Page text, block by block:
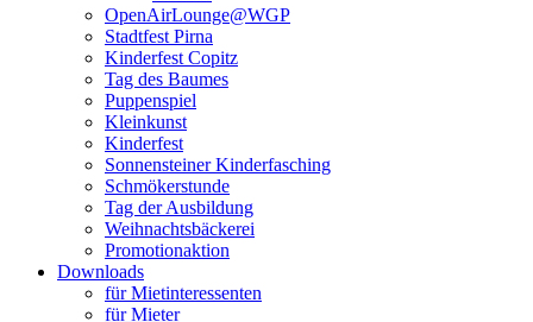
OpenAirLounge@WGP
Stadtfest Pirna
Kinderfest Copitz
Tag des Baumes
Puppenspiel
Kleinkunst
Kinderfest
Sonnensteiner Kinderfasching
Schmökerstunde
Tag der Ausbildung
Weihnachtsbäckerei
Promotionaktion
Downloads
für Mietinteressenten
für Mieter